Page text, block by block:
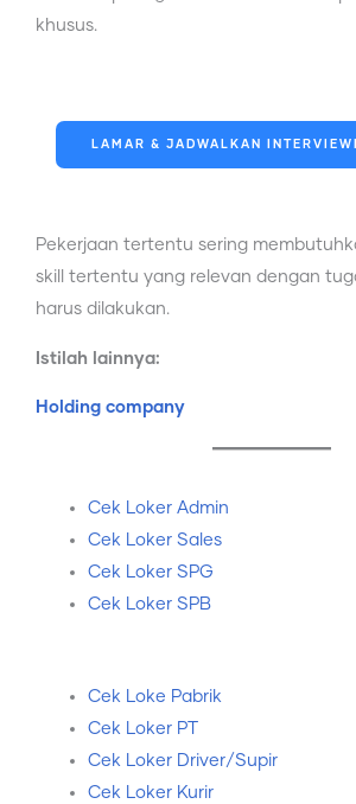
khusus.
LAMAR & JADWALKAN
Pekerjaan tertentu sering
skill tertentu yang relevan dengan
harus dilakukan.
Istilah lainnya:
Holding company
Cek Loker Admin
Cek Loker Sales
Cek Loker SPG
Cek Loker SPB
Cek Loke Pabrik
Cek Loker PT
Cek Loker Driver/Supir
Cek Loker Kurir